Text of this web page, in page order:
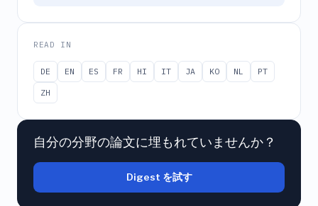
READ IN
DE EN ES FR HI IT JA KO NL
PT
ZH
自分の分野の論文に埋もれていませんか？
Digest を試す